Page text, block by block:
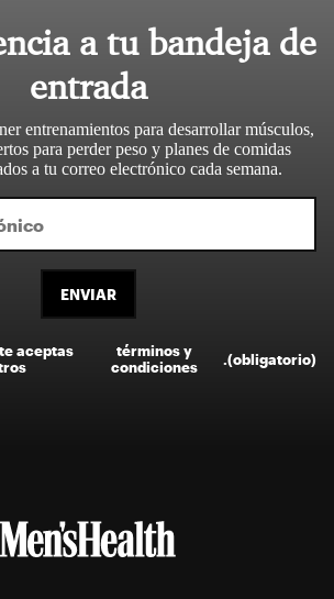
a tu bandeja de
entrada
entrenamientos para desarrollar músculos,
para perder peso y planes de comidas
a tu correo electrónico cada semana.
ENVIAR
aceptas
términos y
condiciones
(obligatorio)